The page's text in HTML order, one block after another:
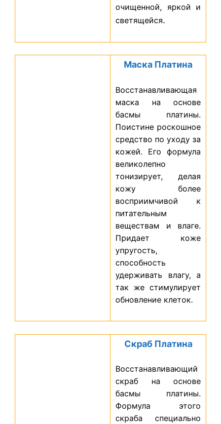
очищенной, яркой и
светящейся.
Маска Платина
Восстанавливающая
маска на основе
басмы платины.
Поистине роскошное
средство по уходу за
кожей. Его формула
великолепно
тонизирует, делая
кожу более
восприимчивой к
питательным
веществам и влаге.
Придает коже
упругость,
способность
удерживать влагу, а
так же стимулирует
обновление клеток.
Скраб Платина
Восстанавливающий
скраб на основе
басмы платины.
Формула этого
скраба специально